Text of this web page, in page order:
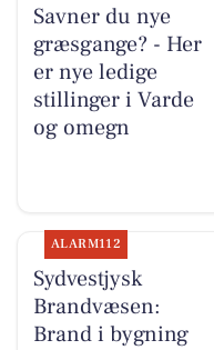
Savner du nye
græsgange? - Her
er nye ledige
stillinger i Varde
og omegn
ALARM112
Sydvestjysk
Brandvæsen:
Brand i bygning